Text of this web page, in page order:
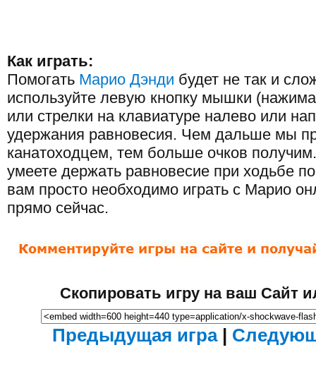
Как играть:
Помогать Марио Дэнди будет не так и
используйте левую кнопку мышки
или стрелки на клавиатуре налево или
удержания равновесия. Чем дальше мы
канатоходцем, тем больше очков
умеете держать равновесие при ходьбе по
вам просто необходимо играть с Марио
прямо сейчас.
Скопировать игру на ваш Сайт
Предыдущая игра|